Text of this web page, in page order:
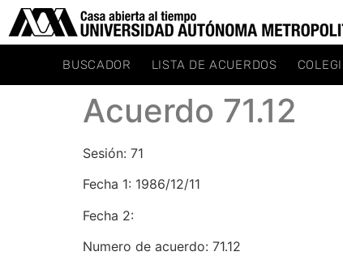
BUSCADOR LISTA DE ACUERDOS
Acuerdo 71.12
Sesión: 71
Fecha 1: 1986/12/11
Fecha 2:
Numero de acuerdo: 71.12